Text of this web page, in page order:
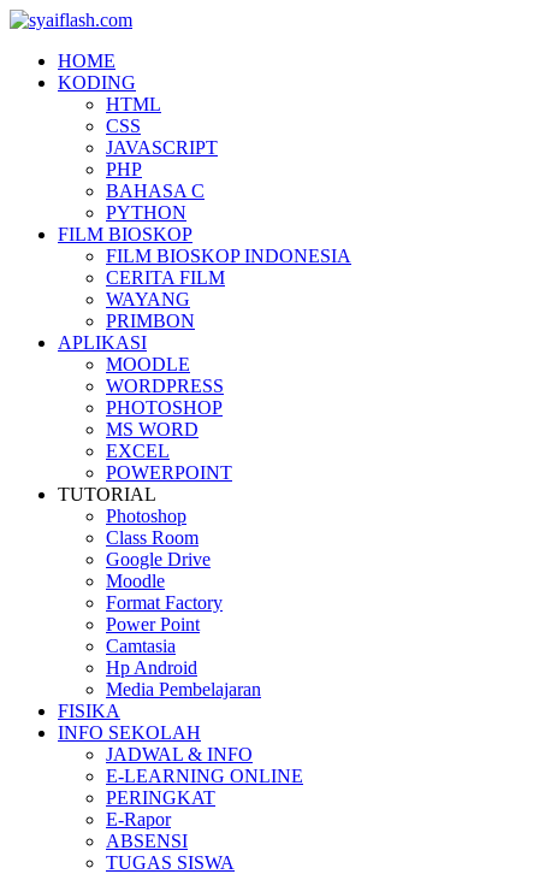
HOME
KODING
HTML
CSS
JAVASCRIPT
PHP
BAHASA C
PYTHON
FILM BIOSKOP
FILM BIOSKOP INDONESIA
CERITA FILM
WAYANG
PRIMBON
APLIKASI
MOODLE
WORDPRESS
PHOTOSHOP
MS WORD
EXCEL
POWERPOINT
TUTORIAL
Photoshop
Class Room
Google Drive
Moodle
Format Factory
Power Point
Camtasia
Hp Android
Media Pembelajaran
FISIKA
INFO SEKOLAH
JADWAL & INFO
E-LEARNING ONLINE
PERINGKAT
E-Rapor
ABSENSI
TUGAS SISWA